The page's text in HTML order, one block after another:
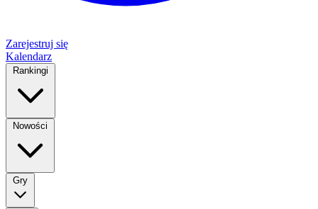
Zarejestruj się
Kalendarz
Rankingi
Nowości
Gry